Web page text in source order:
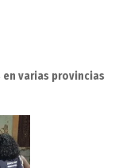
varias provincias